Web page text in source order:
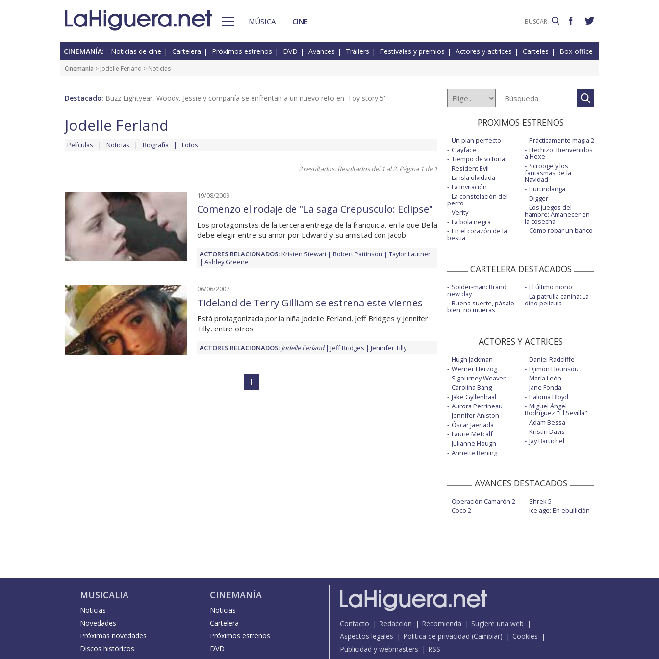
MÚSICA CINE
CINEMANÍA: Noticias de cine Cartelera Próximos estrenos DVD Avances Tráilers Festivales y premios Actores y actrices Carteles Box-office
Cinemanía > Jodelle Ferland > Noticias
Destacado: Buzz Lightyear, Woody, Jessie y compañía se enfrentan a un nuevo reto en 'Toy story 5'
Jodelle Ferland
Películas Noticias Biografía Fotos
2 resultados. Resultados del 1 al 2. Página 1 de 1
19/08/2009
Comenzo el rodaje de "La saga Crepusculo: Eclipse"
Los protagonistas de la tercera entrega de la franquicia, en la que Bella
debe elegir entre su amor por Edward y su amistad con Jacob
ACTORES RELACIONADOS:Kristen Stewart Robert Pattinson
Taylor Lautner
Ashley Greene
06/06/2007
Tideland de Terry Gilliam se estrena este viernes
Está protagonizada por la niña Jodelle Ferland, Jeff Bridges y Jennifer
Tilly, entre otros
ACTORES RELACIONADOS: Jodelle Ferland Jeff Bridges Jennifer Tilly
1
PROXIMOS ESTRENOS
Un plan perfecto
Clayface
Tiempo de victoria
Resident Evil
La isla olvidada
La invitación
La constelación del
perro
Verity
La bola negra
En el corazón de la
bestia
Prácticamente magia 2
Hechizo: Bienvenidos
a Hexe
Scrooge y los
fantasmas de la
Navidad
Burundanga
Digger
Los juegos del
hambre: Amanecer en
la cosecha
Cómo robar un banco
CARTELERA DESTACADOS
Spider-man: Brand
new day
Buena suerte, pásalo
bien, no mueras
El último mono
La patrulla canina: La
dino película
ACTORES Y ACTRICES
Hugh Jackman
Werner Herzog
Sigourney Weaver
Carolina Bang
Jake Gyllenhaal
Aurora Perrineau
Jennifer Aniston
Óscar Jaenada
Laurie Metcalf
Julianne Hough
Annette Bening
Daniel Radcliffe
Djimon Hounsou
María León
Jane Fonda
Paloma Bloyd
Miguel Ángel
Rodríguez "El Sevilla"
Adam Bessa
Kristin Davis
Jay Baruchel
AVANCES DESTACADOS
Operación Camarón 2
Coco 2
Shrek 5
Ice age: En ebullición
MUSICALIA
Noticias
Novedades
Próximas novedades
Discos históricos
CINEMANÍA
Noticias
Cartelera
Próximos estrenos
DVD
Contacto Redacción Recomienda
Sugiere una web
Aspectos legales
Política de privacidad (Cambiar)
Cookies
Publicidad y webmasters
RSS